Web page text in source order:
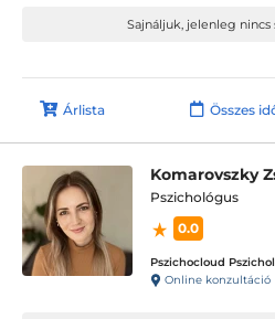
Sajnáljuk, jelenleg nincs
Árlista Összes
Komarovszky
Pszichológus
0.0
Online konzultáció